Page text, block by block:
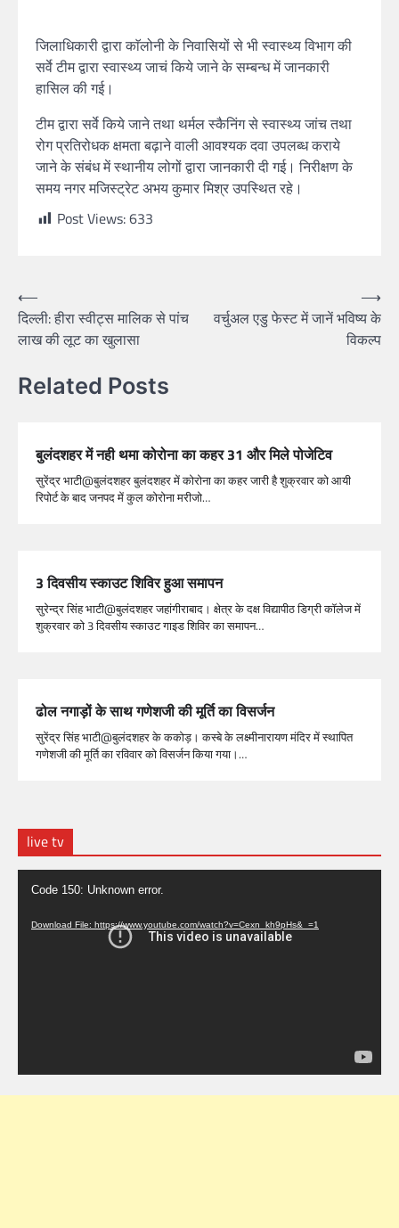
जिलाधिकारी द्वारा काॅलोनी के निवासियों से भी स्वास्थ्य विभाग की
सर्वे टीम द्वारा स्वास्थ्य जाचं किये जाने के सम्बन्ध में जानकारी
हासिल की गई।
टीम द्वारा सर्वे किये जाने तथा थर्मल स्कैनिंग से स्वास्थ्य जांच तथा
रोग प्रतिरोधक क्षमता बढ़ाने वाली आवश्यक दवा उपलब्ध कराये
जाने के संबंध में स्थानीय लोगों द्वारा जानकारी दी गई। निरीक्षण के
समय नगर मजिस्ट्रेट अभय कुमार मिश्र उपस्थित रहे।
Post Views:633
⟵
दिल्ली: हीरा स्वीट्स मालिक से पांच
लाख की लूट का खुलासा
वर्चुअल एडु फेस्ट में जानें भविष्य के
विकल्प
⟶
Related Posts
बुलंदशहर में नही थमा कोरोना का कहर 31 और मिले पोजेटिव
सुरेंद्र भाटी@बुलंदशहर बुलंदशहर में कोरोना का कहर जारी है शुक्रवार को आयी
रिपोर्ट के बाद जनपद में कुल कोरोना मरीजो…
3 दिवसीय स्काउट शिविर हुआ समापन
सुरेन्द्र सिंह भाटी@बुलंदशहर जहांगीराबाद। क्षेत्र के दक्ष विद्यापीठ डिग्री कॉलेज में
शुक्रवार को 3 दिवसीय स्काउट गाइड शिविर का समापन…
ढोल नगाड़ों के साथ गणेशजी की मूर्ति का विसर्जन
सुरेंद्र सिंह भाटी@बुलंदशहर के ककोड़। कस्बे के लक्ष्मीनारायण मंदिर में स्थापित
गणेशजी की मूर्ति का रविवार को विसर्जन किया गया।…
live tv
Video
Player
Code 150: Unknown error.
Download File: https://www.youtube.com/watch?v=Cexn_kh9pHs&_=1